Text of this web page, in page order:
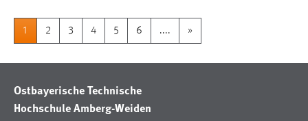
1 2 3 4 5 6 .... »
Ostbayerische Technische
Hochschule Amberg-Weiden